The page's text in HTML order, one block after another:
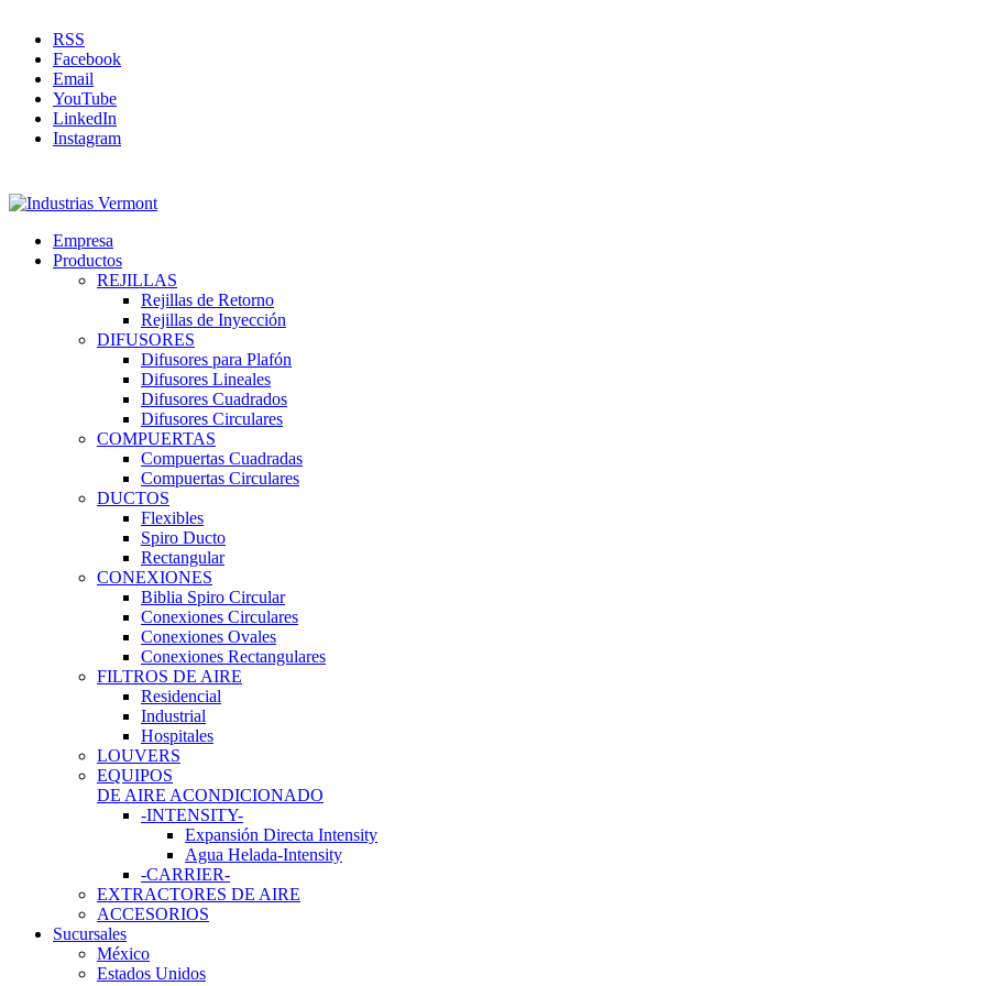
RSS
Facebook
Email
YouTube
LinkedIn
Instagram
Empresa
Productos
REJILLAS
Rejillas de Retorno
Rejillas de Inyección
DIFUSORES
Difusores para Plafón
Difusores Lineales
Difusores Cuadrados
Difusores Circulares
COMPUERTAS
Compuertas Cuadradas
Compuertas Circulares
DUCTOS
Flexibles
Spiro Ducto
Rectangular
CONEXIONES
Biblia Spiro Circular
Conexiones Circulares
Conexiones Ovales
Conexiones Rectangulares
FILTROS DE AIRE
Residencial
Industrial
Hospitales
LOUVERS
EQUIPOS
DE AIRE ACONDICIONADO
-INTENSITY-
Expansión Directa Intensity
Agua Helada-Intensity
-CARRIER-
EXTRACTORES DE AIRE
ACCESORIOS
Sucursales
México
Estados Unidos